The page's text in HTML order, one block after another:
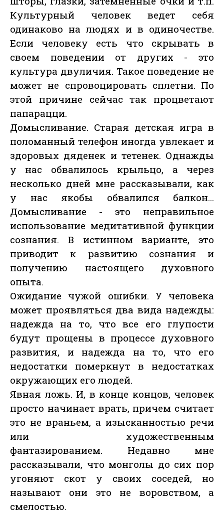
Культурный человек ведет себя
одинаково на людях и в одиночестве.
Если человеку есть что скрывать в
своем поведении от других - это
культура двуличия. Такое поведение не
может не спровоцировать сплетни. По
этой причине сейчас так процветают
папарацци.
Домысливание. Старая детская игра в
поломанный телефон иногда увлекает и
здоровых дяденек и тетенек. Однажды
у нас обвалилось крыльцо, а через
несколько дней мне рассказывали, как
у нас якобы обвалился балкон...
Домысливание - это неправильное
использование медитативной функции
сознания. В истинном варианте, это
приводит к развитию сознания и
получению настоящего духовного
опыта.
Ожидание чужой ошибки. У человека
может проявляться два вида надежды:
надежда на то, что все его глупости
будут прощены в процессе духовного
развития, и надежда на то, что его
недостатки померкнут в недостатках
окружающих его людей.
Явная ложь. И, в конце концов, человек
просто начинает врать, причем считает
это не враньем, а изысканностью речи
или художественным
фантазированием. Недавно мне
рассказывали, что монголы до сих пор
угоняют скот у своих соседей, но
называют они это не воровством, а
смелостью.